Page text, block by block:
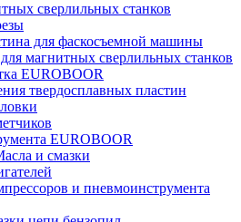
сверлильных станков
для фаскосъемной машины
магнитных сверлильных станков
EUROBOOR
твердосплавных пластин
EUROBOOR
и смазки
и пневмоинструмента